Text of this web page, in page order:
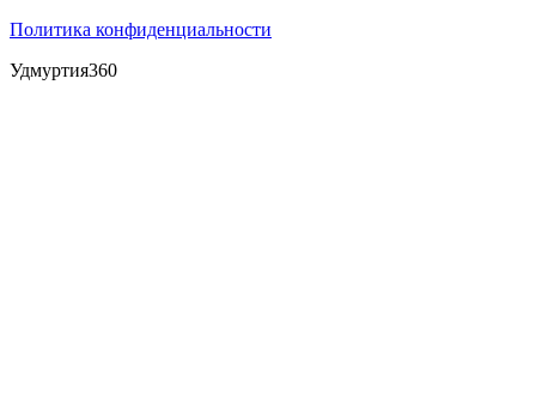
Политика конфиденциальности
Удмуртия360